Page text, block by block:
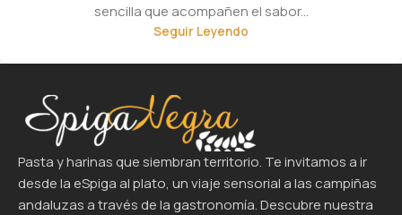
sencilla que acompañen el sabor...
Seguir Leyendo
Pasta y harinas que siembran territorio. Te invitamos a ir
desde la eSpiga al plato, un viaje sensorial a las campiñas
andaluzas a través de la gastronomía. Descubre nuestra